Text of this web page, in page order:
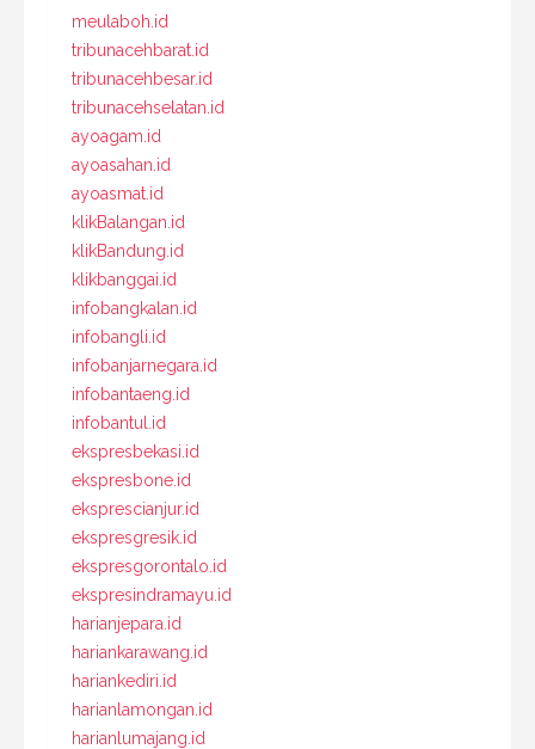
meulaboh.id
tribunacehbarat.id
tribunacehbesar.id
tribunacehselatan.id
ayoagam.id
ayoasahan.id
ayoasmat.id
klikBalangan.id
klikBandung.id
klikbanggai.id
infobangkalan.id
infobangli.id
infobanjarnegara.id
infobantaeng.id
infobantul.id
ekspresbekasi.id
ekspresbone.id
eksprescianjur.id
ekspresgresik.id
ekspresgorontalo.id
ekspresindramayu.id
harianjepara.id
hariankarawang.id
hariankediri.id
harianlamongan.id
harianlumajang.id